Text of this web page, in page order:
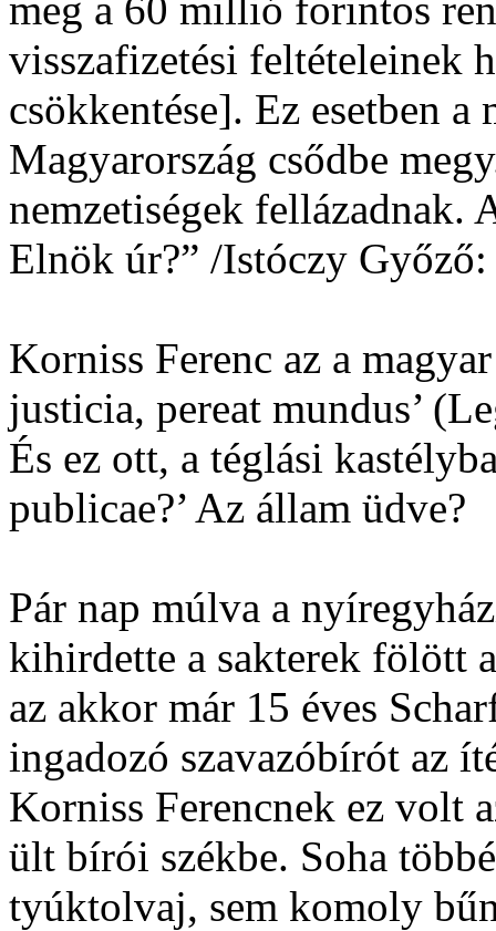
visszafizetési feltételeinek
csökkentése]. Ez esetben a
Magyarország csődbe
nemzetiségek fellázadnak.
Elnök úr?” /Istóczy
Korniss Ferenc az a
justicia, pereat mundus’
És ez ott, a téglási
publicae?’ Az állam üdve?
Pár nap múlva a
kihirdette a sakterek fölött
az akkor már 15 éves
ingadozó szavazóbírót az
Korniss Ferencnek ez volt
ült bírói székbe. Soha
tyúktolvaj, sem komoly